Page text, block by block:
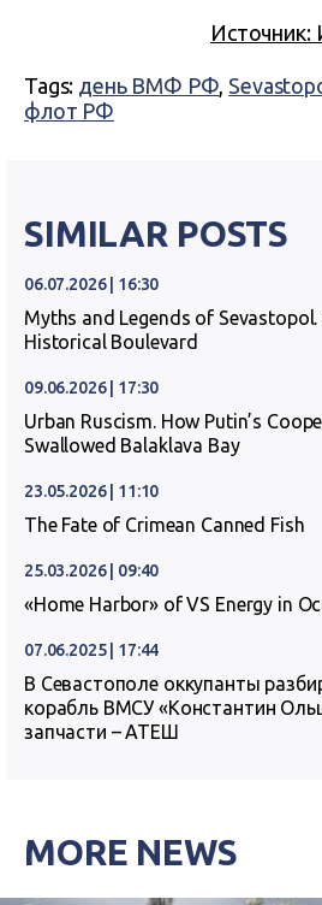
Источник:
Tags: день ВМФ РФ,
флот РФ
SIMILAR POSTS
06.07.2026 | 16:30
Myths and Legends of
Historical Boulevard
09.06.2026 | 17:30
Urban Ruscism. How Putin’s
Swallowed Balaklava Bay
23.05.2026 | 11:10
The Fate of Crimean Canned Fish
25.03.2026 | 09:40
«Home Harbor» of VS Energy in
07.06.2025 | 17:44
В Севастополе оккупанты
корабль ВМСУ «Константин
запчасти – АТЕШ
MORE NEWS